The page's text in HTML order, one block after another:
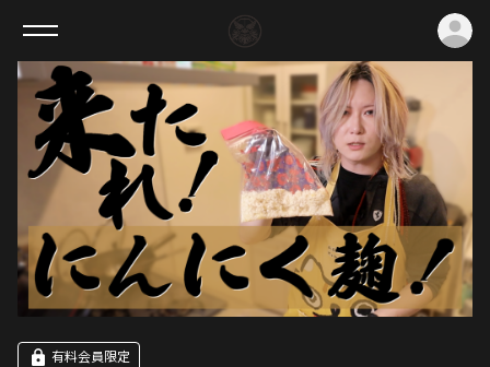
有料会員限定